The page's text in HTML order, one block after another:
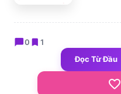
chat_bubble0 bookmark 1
Đọc Từ Đầu
favorite_border